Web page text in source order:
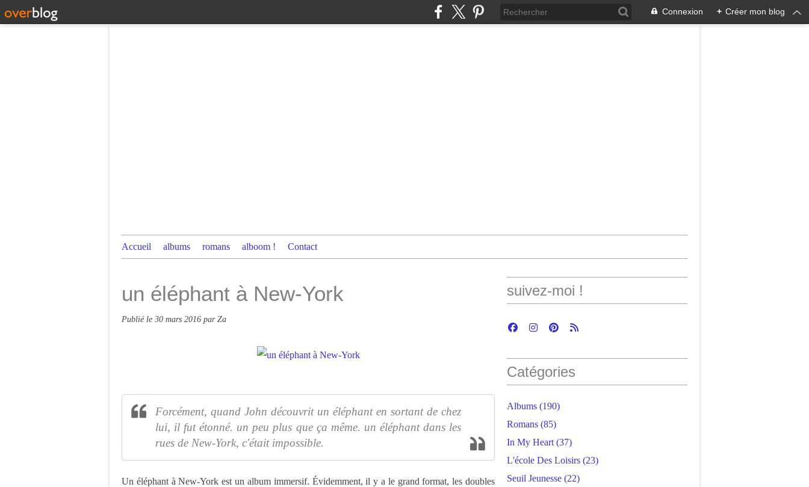
Connexion + Créer mon blog
Accueil albums romans alboom ! Contact
un éléphant à New-York
Publié le 30 mars 2016 par Za
Forcément, quand John découvrit un éléphant en sortant de chez
lui, il fut étonné. un peu plus que ça même. un éléphant dans les
rues de New-York, c'était impossible.
Un éléphant à New-York est un album immersif. Évidemment, il y a le grand format, les doubles
suivez-moi !
Catégories
Albums (190)
Romans (85)
In My Heart (37)
L'école Des Loisirs (23)
Seuil Jeunesse (22)